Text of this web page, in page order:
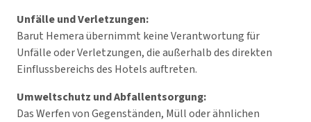
Unfälle und Verletzungen:
Barut Hemera übernimmt keine Verantwortung für
Unfälle oder Verletzungen, die außerhalb des direkten
Einflussbereichs des Hotels auftreten.
Umweltschutz und Abfallentsorgung:
Das Werfen von Gegenständen, Müll oder ähnlichen